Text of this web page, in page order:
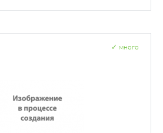
много
давления (ТНВД)